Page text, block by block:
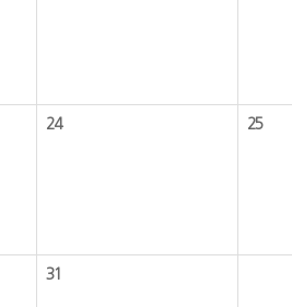
24 25
31